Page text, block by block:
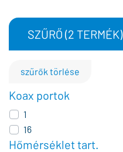
SZŰRŐ (2 TERMÉK)
szűrők törlése
Koax portok
1
16
Hőmérséklet tart.